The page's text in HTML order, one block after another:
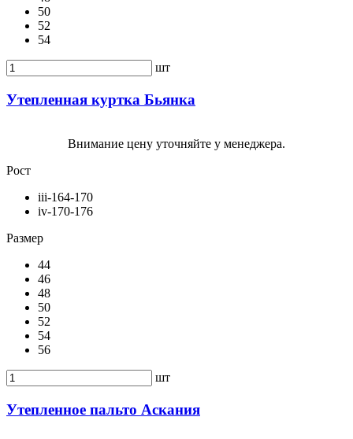
50
52
54
шт
Утепленная куртка Бьянка
Внимание цену уточняйте у менеджера.
Рост
iii-164-170
iv-170-176
Размер
44
46
48
50
52
54
56
шт
Утепленное пальто Аскания